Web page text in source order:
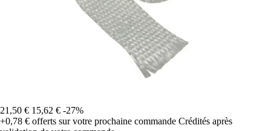
21,50 € 15,62 € -27%
+0,78 € offerts sur votre prochaine commande Crédités après